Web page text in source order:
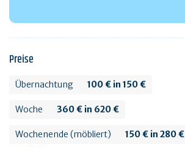
Preise
Übernachtung 100 € in 150 €
Woche 360 € in 620 €
Wochenende (möbliert) 150 € in 280 €